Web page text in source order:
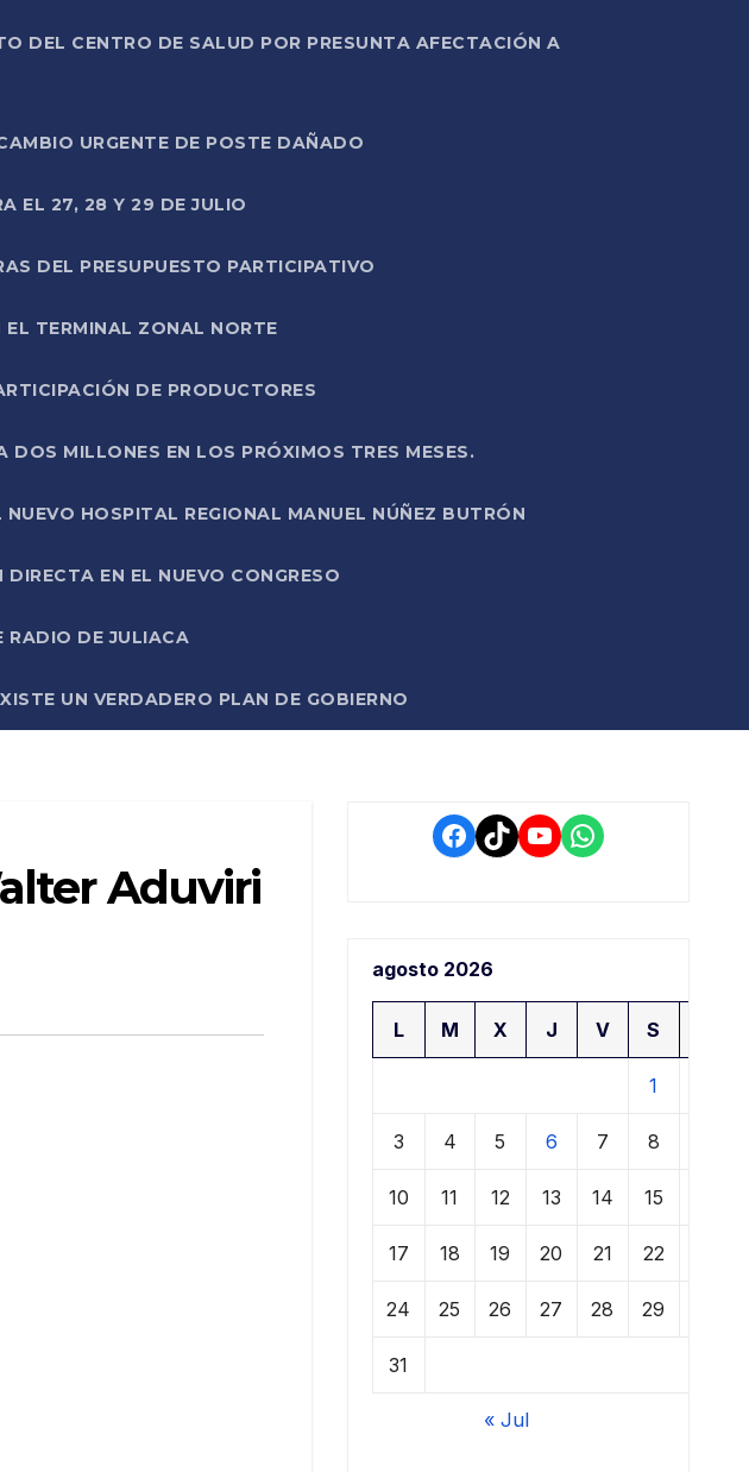
DEL CENTRO DE SALUD POR PRESUNTA AFECTACIÓN A
URGENTE DE POSTE DAÑADO
EL 27, 28 Y 29 DE JULIO
DEL PRESUPUESTO PARTICIPATIVO
EL TERMINAL ZONAL NORTE
DE PRODUCTORES
DOS MILLONES EN LOS PRÓXIMOS TRES MESES.
HOSPITAL REGIONAL MANUEL NÚÑEZ BUTRÓN
EN EL NUEVO CONGRESO
RADIO DE JULIACA
UN VERDADERO PLAN DE GOBIERNO
Aduviri
Facebook
TikTokYouTube
WhatsApp
agosto 2026
L M X J V S
1
3 4 5 6 7 8
10 11 12 13 14 15
17 18 19 20 21 22
24 25 26 27 28 29
31
« Jul